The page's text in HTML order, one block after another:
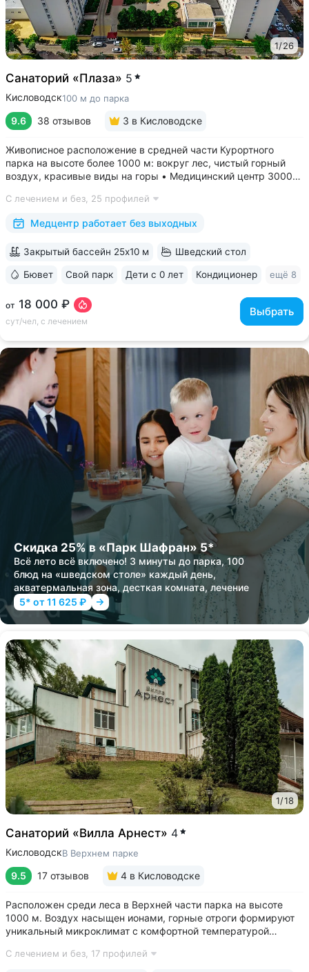
1/26
Санаторий «Плаза» 5
Кисловодск100 м до парка
9.6 38 отзывов 3 в Кисловодске
Живописное расположение в средней части Курортного
парка на высоте более 1000 м: вокруг лес, чистый горный
воздух, красивые виды на горы • Медицинский центр 3000
квалификации • Более 1000 видов диагностики и ДНК-
исследований. Есть диагностика...
С лечением и без, 25 профилей
Медцентр работает без выходных
от 18 000 ₽
сут/чел, с лечением
Выбрать
Закрытый бассейн 25x10 м Шведский стол
Бювет Свой парк Дети с 0 лет Кондиционер ещё 8
Скидка 25% в «Парк Шафран» 5*
Всё лето всё включено! 3 минуты до парка, 100
блюд на «шведском столе» каждый день,
акватермальная зона, десткая комната, лечение
5* от 11 625 ₽
1/18
Санаторий «Вилла Арнест» 4
КисловодскВ Верхнем парке
9.5 17 отзывов 4 в Кисловодске
Расположен среди леса в Верхней части парка на высоте
1000 м. Воздух насыщен ионами, горные отроги формируют
уникальный микроклимат с комфортной температурой
№ 2Б Кисловодского парка • Один из лучших вариантов для
С лечением и без, 17 профилей